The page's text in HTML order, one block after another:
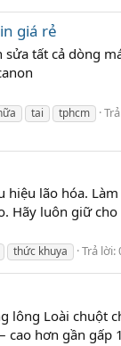
giá rẻ
tất cả dòng
tai tphcm
lão hóa.
Hãy luôn giữ cho
thức khuya Trả lời:
lông Loài chuột
cao hơn gần gấp